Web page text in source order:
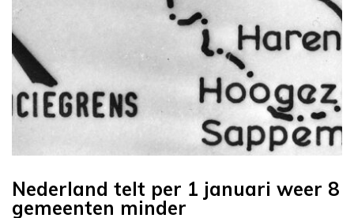
Nederland telt per 1 januari weer 8
gemeenten minder